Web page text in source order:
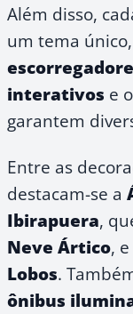
Além disso,
um tema
interativos e
garantem
Entre as
destacam-se a
Ibirapuera,
Neve Ártico,
Lobos.
ônibus